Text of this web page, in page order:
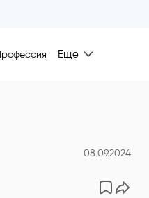
Еще
08.09.2024